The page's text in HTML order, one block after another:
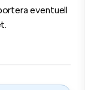
eventuell